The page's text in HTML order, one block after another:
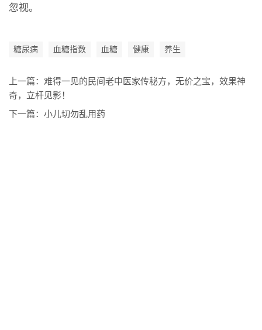
忽视。
糖尿病 血糖指数 血糖 健康 养生
上一篇： 难得一见的民间老中医家传秘方，无价之宝，效果神
奇，立杆见影！
下一篇： 小儿切勿乱用药